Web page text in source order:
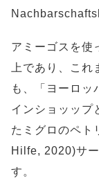
アミーゴスを使
上であり、こ
も、「ヨーロッ
インショッップ
たミグロのペ
Hilfe, 2020)サ
す。